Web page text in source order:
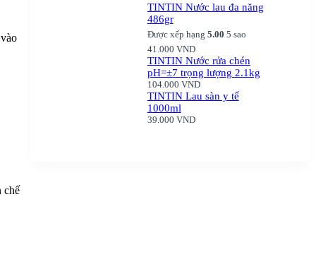
chế
TINTIN Nước lau đa năng
486gr
Được xếp hạng 5.00 5 sao
41.000 VND
TINTIN Nước rửa chén
pH=±7 trọng lượng 2.1kg
104.000 VND
TINTIN Lau sàn y tế
1000ml
39.000 VND